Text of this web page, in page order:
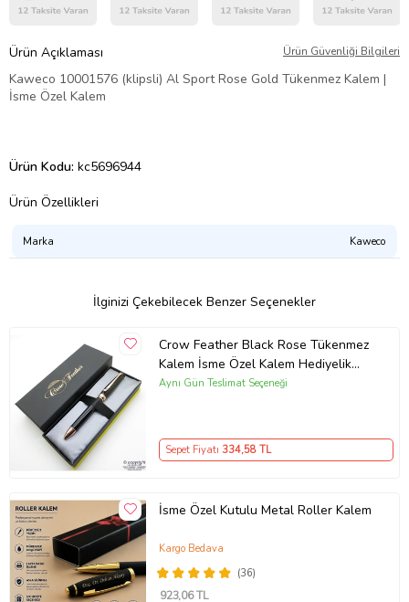
Ürün Açıklaması Ürün Güvenliği Bilgileri
Kaweco 10001576 (klipsli) Al Sport Rose Gold Tükenmez Kalem |
İsme Özel Kalem
Ürün Kodu: kc5696944
Ürün Özellikleri
Marka Kaweco
İlginizi Çekebilecek Benzer Seçenekler
Crow Feather Black Rose Tükenmez
Kalem İsme Özel Kalem Hediyelik
Kalem
Aynı Gün Teslimat Seçeneği
Sepet Fiyatı 334,58 TL
İsme Özel Kutulu Metal Roller Kalem
(36)
Kargo Bedava
923,06 TL